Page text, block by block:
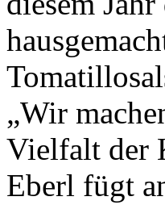
„Wir
Vielfalt der
Eberl fügt